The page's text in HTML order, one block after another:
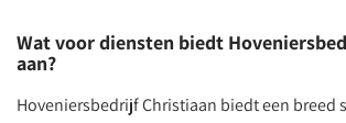
Wat voor diensten biedt
aan?
Hoveniersbedrijf Christiaan biedt een breed